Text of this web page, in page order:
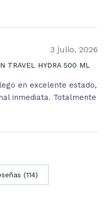
3 julio, 2026
TRAVEL HYDRA 500 ML
en excelente estado,
inmediata. Totalmente
(114)